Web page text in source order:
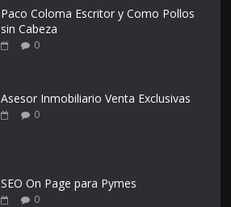
Paco Coloma Escritor y Como Pollos
sin Cabeza
0
Asesor Inmobiliario Venta Exclusivas
0
SEO On Page para Pymes
0